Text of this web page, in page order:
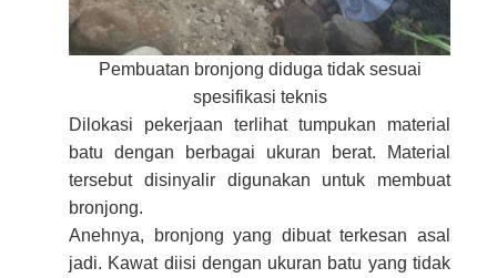
Pembuatan bronjong diduga tidak sesuai
spesifikasi teknis
Dilokasi pekerjaan terlihat tumpukan material
batu dengan berbagai ukuran berat. Material
tersebut disinyalir digunakan untuk membuat
bronjong.
Anehnya, bronjong yang dibuat terkesan asal
jadi. Kawat diisi dengan ukuran batu yang tidak